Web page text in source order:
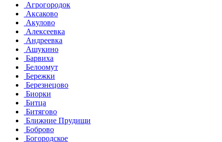
Агрогородок
Аксаково
Акулово
Алексеевка
Андреевка
Ашукино
Барвиха
Белоомут
Бережки
Березнецово
Биорки
Битца
Битягово
Ближние Прудищи
Боброво
Богородское